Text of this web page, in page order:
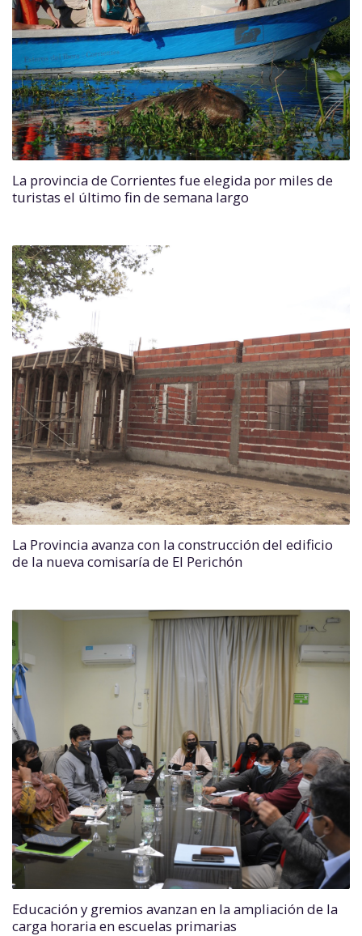
La provincia de Corrientes fue elegida por miles de
turistas el último fin de semana largo
La Provincia avanza con la construcción del edificio
de la nueva comisaría de El Perichón
Educación y gremios avanzan en la ampliación de la
carga horaria en escuelas primarias